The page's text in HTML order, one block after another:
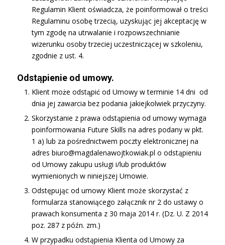
Regulamin Klient oświadcza, że poinformował o treści
Regulaminu osobę trzecią, uzyskując jej akceptację w
tym zgodę na utrwalanie i rozpowszechnianie
wizerunku osoby trzeciej uczestniczącej w szkoleniu,
zgodnie z ust. 4.
Odstąpienie od umowy.
Klient może odstąpić od Umowy w terminie 14 dni od
dnia jej zawarcia bez podania jakiejkolwiek przyczyny.
Skorzystanie z prawa odstąpienia od umowy wymaga
poinformowania Future Skills na adres podany w pkt.
1 a) lub za pośrednictwem poczty elektronicznej na
adres biuro@magdalenawojtkowiak.pl o odstąpieniu
od Umowy zakupu usługi i/lub produktów
wymienionych w niniejszej Umowie.
Odstępując od umowy Klient może skorzystać z
formularza stanowiącego załącznik nr 2 do ustawy o
prawach konsumenta z 30 maja 2014 r. (Dz. U. Z 2014
poz. 287 z późn. zm.)
W przypadku odstąpienia Klienta od Umowy za